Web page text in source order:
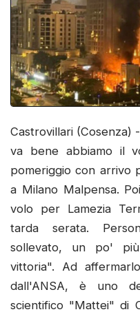
Castrovillari
va bene abbiamo il
pomeriggio con arrivo
a Milano Malpensa.
volo per Lamezia
tarda serata.
sollevato, un po'
vittoria". Ad
dall'ANSA, è uno
scientifico "Mattei" di